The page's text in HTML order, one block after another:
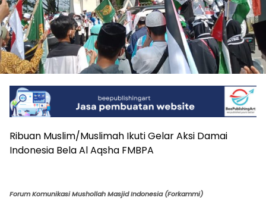
Ribuan Muslim/Muslimah Ikuti Gelar Aksi Damai
Indonesia Bela Al Aqsha FMBPA
Forum Komunikasi Mushollah Masjid Indonesia (Forkammi)